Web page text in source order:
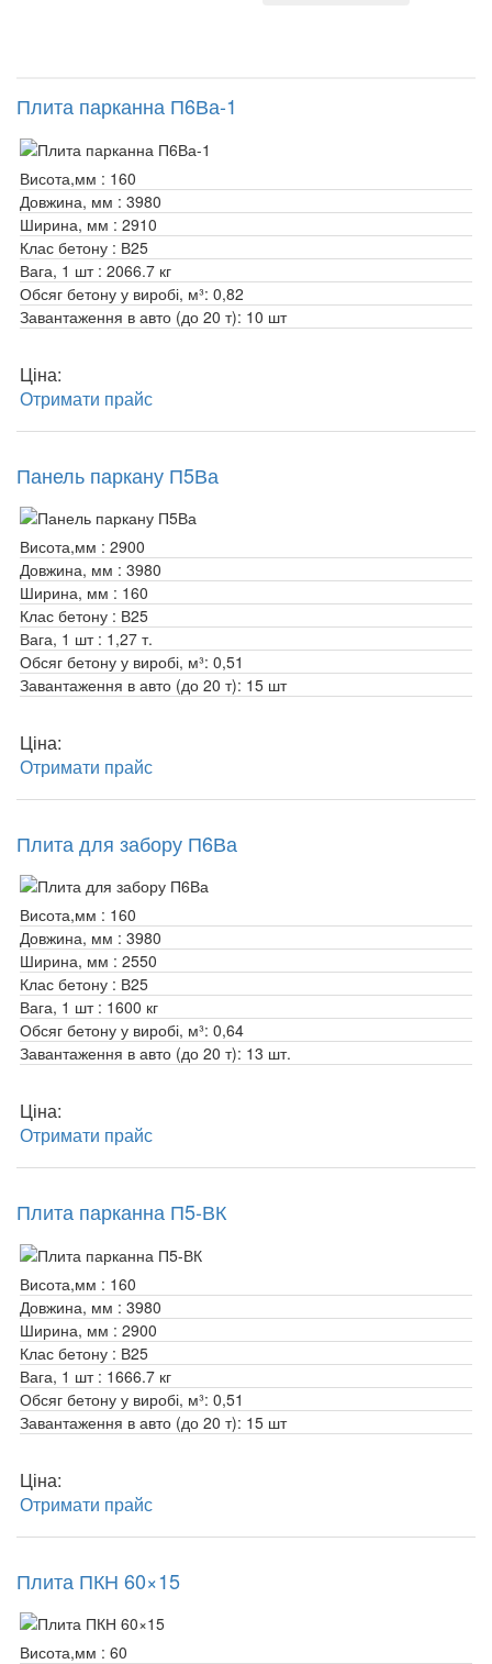
Плита парканна П6Ва-1
Висота,мм : 160
Довжина, мм : 3980
Ширина, мм : 2910
Клас бетону : В25
Вага, 1 шт : 2066.7 кг
Обсяг бетону у виробі, м³: 0,82
Завантаження в авто (до 20 т): 10 шт
Ціна:
Отримати прайс
Панель паркану П5Ва
Висота,мм : 2900
Довжина, мм : 3980
Ширина, мм : 160
Клас бетону : В25
Вага, 1 шт : 1,27 т.
Обсяг бетону у виробі, м³: 0,51
Завантаження в авто (до 20 т): 15 шт
Ціна:
Отримати прайс
Плита для забору П6Ва
Висота,мм : 160
Довжина, мм : 3980
Ширина, мм : 2550
Клас бетону : В25
Вага, 1 шт : 1600 кг
Обсяг бетону у виробі, м³: 0,64
Завантаження в авто (до 20 т): 13 шт.
Ціна:
Отримати прайс
Плита парканна П5-ВК
Висота,мм : 160
Довжина, мм : 3980
Ширина, мм : 2900
Клас бетону : В25
Вага, 1 шт : 1666.7 кг
Обсяг бетону у виробі, м³: 0,51
Завантаження в авто (до 20 т): 15 шт
Ціна:
Отримати прайс
Плита ПКН 60×15
Висота,мм : 60